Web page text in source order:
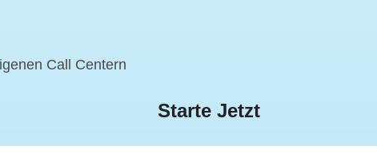
Call Centern
Starte Jetzt